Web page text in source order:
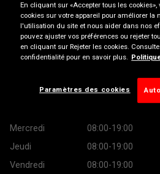
Ouvrir directions
lager@garage-raschle.ch
Montag 08:30-12:00
Mercredi
08:00-19:00
Jeudi
08:00-19:00
Vendredi
08:00-19:00
En cliquant sur «Accepter tous les
cookies sur votre appareil pour améliorer la
l'utilisation du site et nous aider dans nos
pouvez ajuster vos préférences ou rejeter
en cliquant sur Rejeter les cookies.
confidentialité pour en savoir plus.
Paramètres des cookies